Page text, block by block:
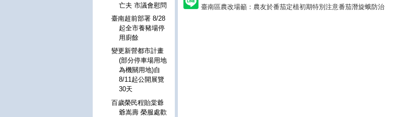
臺南區農改場籲：農友於番茄定植初期特別注意番茄潛旋蛾防治
亡夫 市議會慰問
臺南超前部署 8/28
起全市養豬場停
用廚餘
變更新營都市計畫
(部分停車場用地
為機關用地)自
8/11起公開展覽
30天
百歲榮民程貽棠爺
爺嵩壽 榮服處歡